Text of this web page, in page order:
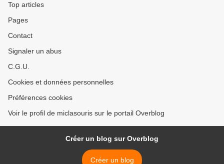
Top articles
Pages
Contact
Signaler un abus
C.G.U.
Cookies et données personnelles
Préférences cookies
Voir le profil de miclasouris sur le portail Overblog
Créer un blog sur Overblog
Créer un blog